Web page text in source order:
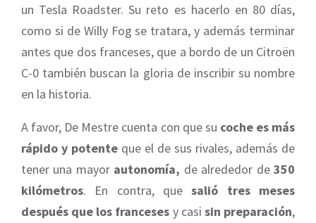
un Tesla Roadster. Su reto es hacerlo en 80 días,
como si de Willy Fog se tratara, y además terminar
antes que dos franceses, que a bordo de un Citroën
C-0 también buscan la gloria de inscribir su nombre
en la historia.
A favor, De Mestre cuenta con que su coche es más
rápido y potente que el de sus rivales, además de
tener una mayor autonomía, de alrededor de350
kilómetros. En contra, quesalió tres meses
después que los franceses y casi sin preparación,